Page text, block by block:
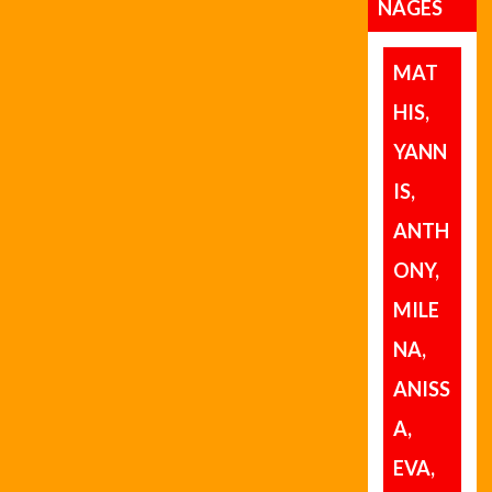
NAGES
MAT
HIS,
YANN
IS,
ANTH
ONY,
MILE
NA,
ANISS
A,
EVA,